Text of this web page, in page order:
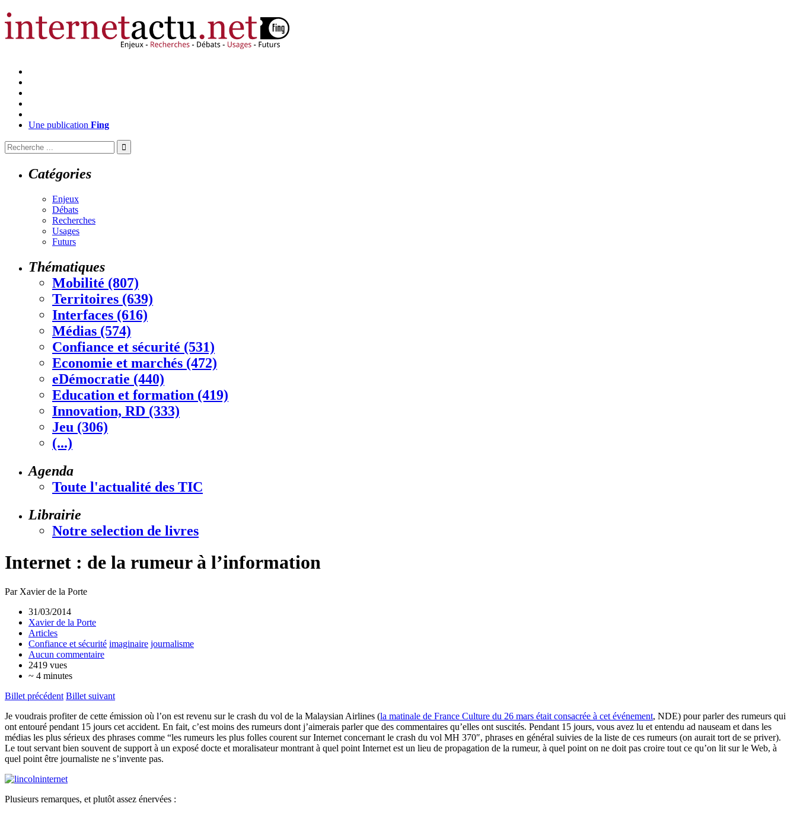
Une publication Fing
Catégories
Enjeux
Débats
Recherches
Usages
Futurs
Thématiques
Mobilité (807)
Territoires (639)
Interfaces (616)
Médias (574)
Confiance et sécurité (531)
Economie et marchés (472)
eDémocratie (440)
Education et formation (419)
Innovation, RD (333)
Jeu (306)
(...)
Agenda
Toute l'actualité des TIC
Librairie
Notre selection de livres
Internet : de la rumeur à l’information
Par Xavier de la Porte
31/03/2014
Xavier de la Porte
Articles
Confiance et sécurité imaginaire journalisme
Aucun commentaire
2419 vues
~ 4 minutes
Billet précédent Billet suivant
Je voudrais profiter de cette émission où l’on est revenu sur le crash du vol de la Malaysian Airlines (la matinale de France Culture du 26 mars était consacrée à cet événement, NDE) pour parler des rumeurs qui
ont entouré pendant 15 jours cet accident. En fait, c’est moins des rumeurs dont j’aimerais parler que des commentaires qu’elles ont suscités. Pendant 15 jours, vous avez lu et entendu ad nauseam et dans les
médias les plus sérieux des phrases comme “les rumeurs les plus folles courent sur Internet concernant le crash du vol MH 370″, phrases en général suivies de la liste de ces rumeurs (on aurait tort de se priver).
Le tout servant bien souvent de support à un exposé docte et moralisateur montrant à quel point Internet est un lieu de propagation de la rumeur, à quel point on ne doit pas croire tout ce qu’on lit sur le Web, à
quel point être journaliste ne s’invente pas.
Plusieurs remarques, et plutôt assez énervées :